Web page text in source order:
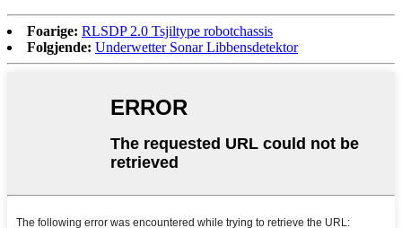
Foarige: RLSDP 2.0 Tsjiltype robotchassis
Folgjende: Underwetter Sonar Libbensdetektor